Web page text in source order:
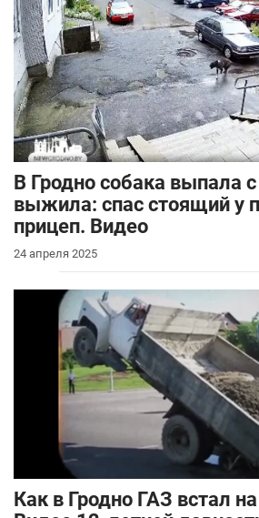
В Гродно собака выпала
выжила: спас стоящий у
прицеп. Видео
24 апреля 2025
Как в Гродно ГАЗ встал